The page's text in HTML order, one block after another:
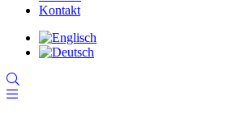
Kontakt